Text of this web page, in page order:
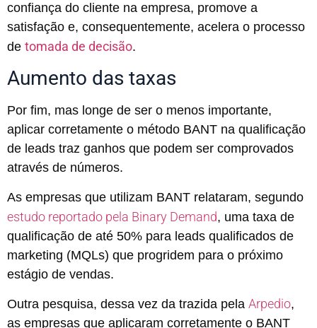
confiança do cliente na empresa, promove a
satisfação e, consequentemente, acelera o processo
de tomada de decisão.
Aumento das taxas
Por fim, mas longe de ser o menos importante,
aplicar corretamente o método BANT na qualificação
de leads traz ganhos que podem ser comprovados
através de números.
As empresas que utilizam BANT relataram, segundo
estudo reportado pela Binary Demand, uma taxa de
qualificação de até 50% para leads qualificados de
marketing (MQLs) que progridem para o próximo
estágio de vendas.
Outra pesquisa, dessa vez da trazida pela Arpedio,
as empresas que aplicaram corretamente o BANT